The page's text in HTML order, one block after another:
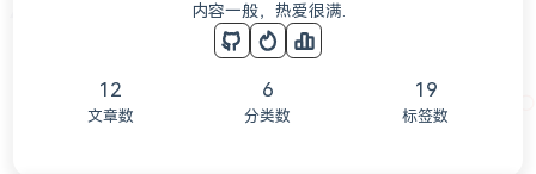
内容一般，热爱很满.
12
文章数
6
分类数
19
标签数